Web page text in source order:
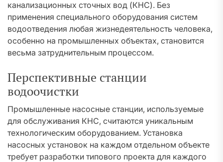
канализационных сточных вод (КНС). Без
применения специального оборудования систем
водоотведения любая жизнедеятельность человека,
особенно на промышленных объектах, становится
весьма затруднительным процессом.
Перспективные станции
водоочистки
Промышленные насосные станции, используемые
для обслуживания КНС, считаются уникальным
технологическим оборудованием. Установка
насосных установок на каждом отдельном объекте
требует разработки типового проекта для каждого